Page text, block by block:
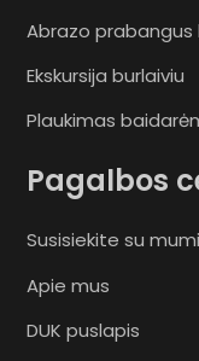
Abrazo
Ekskursija burlaiviu
Plaukimas
Pagalbos
Susisiekite su
Apie mus
DUK puslapis